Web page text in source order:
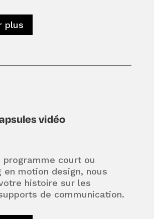
plus
vidéo
programme court ou
en motion design, nous
histoire sur les
de communication.